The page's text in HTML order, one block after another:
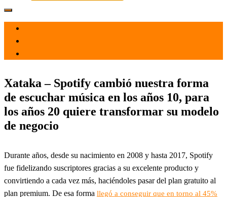
Xataka – Spotify cambió nuestra forma
de escuchar música en los años 10, para
los años 20 quiere transformar su modelo
de negocio
Durante años, desde su nacimiento en 2008 y hasta 2017, Spotify
fue fidelizando suscriptores gracias a su excelente producto y
convirtiendo a cada vez más, haciéndoles pasar del plan gratuito al
plan premium. De esa forma llegó a conseguir que en torno al 45%